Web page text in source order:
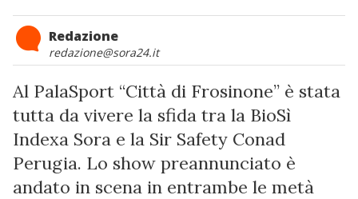
Redazione
redazione@sora24.it
Al PalaSport “Città di Frosinone” è stata
tutta da vivere la sfida tra la BioSì
Indexa Sora e la Sir Safety Conad
Perugia. Lo show preannunciato è
andato in scena in entrambe le metà